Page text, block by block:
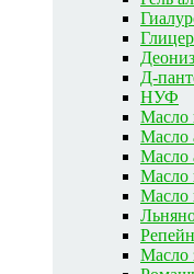
Д-
НУФ
Масло
Масло
Масло
Масло
Масло
Масло